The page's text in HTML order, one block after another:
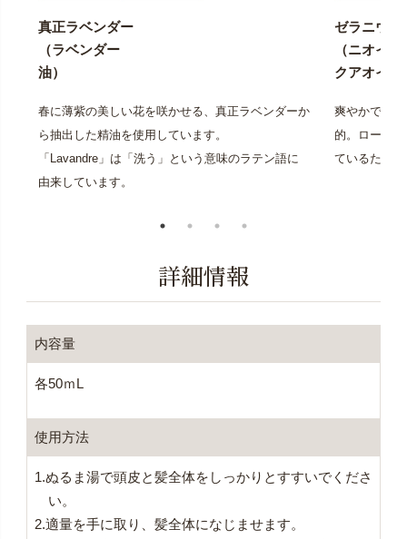
真正ラベンダー
（ラベンダー
油）
春に薄紫の美しい花を咲かせる、真正ラベンダーか
ら抽出した精油を使用しています。
「Lavandre」は「洗う」という意味のラテン語に
由来しています。
ゼラニウム
（ニオイ
クアオイ花
爽やかであ
的。ローズ
ているため
詳細情報
内容量
各50ｍL
使用方法
1.ぬるま湯で頭皮と髪全体をしっかりとすすいでくださ
い。
2.適量を手に取り、髪全体になじませます。